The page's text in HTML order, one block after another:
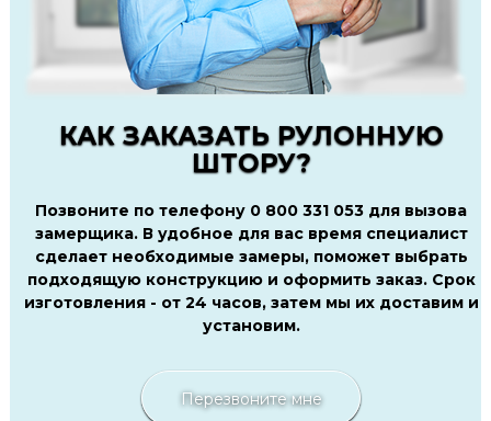
КАК ЗАКАЗАТЬ РУЛОННУЮ
ШТОРУ?
Позвоните по телефону 0 800 331 053 для вызова
замерщика. В удобное для вас время специалист
сделает необходимые замеры, поможет выбрать
подходящую конструкцию и оформить заказ. Срок
изготовления - от 24 часов, затем мы их доставим и
установим.
Перезвоните мне